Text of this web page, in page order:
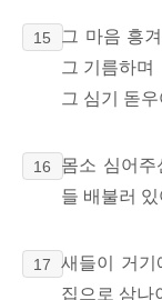
15
그 마음 흥
그 기름하며
그 심기 돋
16
몸소 심어주
들 배불러 있
17
새들이 거기
집으로 삼나